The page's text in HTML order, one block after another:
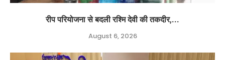
रीप परियोजना से बदली रश्मि देवी की तकदीर,...
August 6, 2026